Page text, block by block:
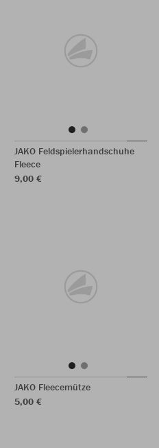
JAKO Feldspielerhandschuhe
Fleece
9,00 €
JAKO Fleecemütze
5,00 €